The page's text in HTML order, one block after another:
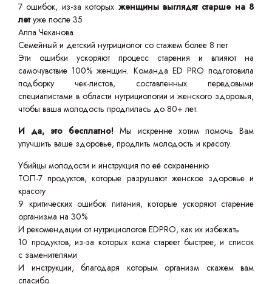
7 ошибок, из-за которых женщины выглядят старше на 8
летуже после 35
Алла Чеканова
Семейный и детский нутрициолог со стажем более 8 лет
Эти ошибки ускоряют процесс старения и влияют на
самочувствие 100% женщин. Команда ED PRO подготовила
подборку чек-листов, составленных передовыми
специалистами в области нутрициологии и женского здоровья,
чтобы ваша молодость продлилась до 80+ лет.
И да, это бесплатно! Мы искренне хотим помочь Вам
улучшить ваше здоровье, продлить молодость и красоту.
Убийцы молодости и инструкция по её сохранению
ТОП-7 продуктов, которые разрушают женское здоровье и
красоту
9 критических ошибок питания, которые ускоряют старение
организма на 30%
И рекомендации от нутрициологов EDPRO, как их избежать
10 продуктов, из-за которых кожа стареет быстрее, и список
с заменителями
И инструкции, благодаря которым организм скажем вам
спасибо